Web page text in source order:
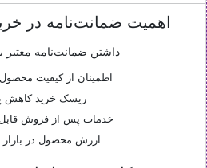
اهمیت ضمانت‌نامه در
داشتن ضمانت‌نامه
اطمینان از کیفیت محصول
ریسک خرید کاهش
خدمات پس از فروش قابل
ارزش محصول در بازار